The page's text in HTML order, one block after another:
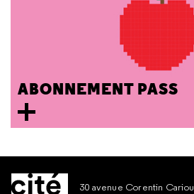
ABONNEMENT PASS
30 avenue Corentin Cariou